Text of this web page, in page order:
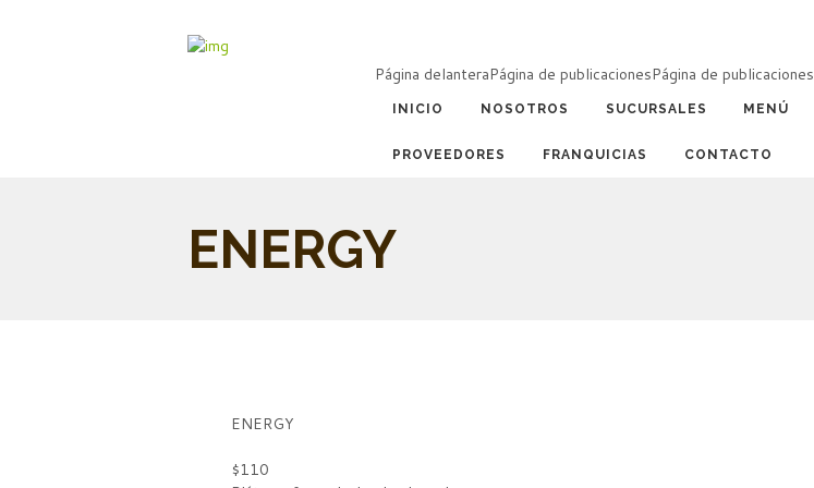
Página delanteraPágina de publicacionesPágina de publicaciones
INICIO NOSOTROS SUCURSALES MENÚ
PROVEEDORES FRANQUICIAS CONTACTO
ENERGY
ENERGY
$110